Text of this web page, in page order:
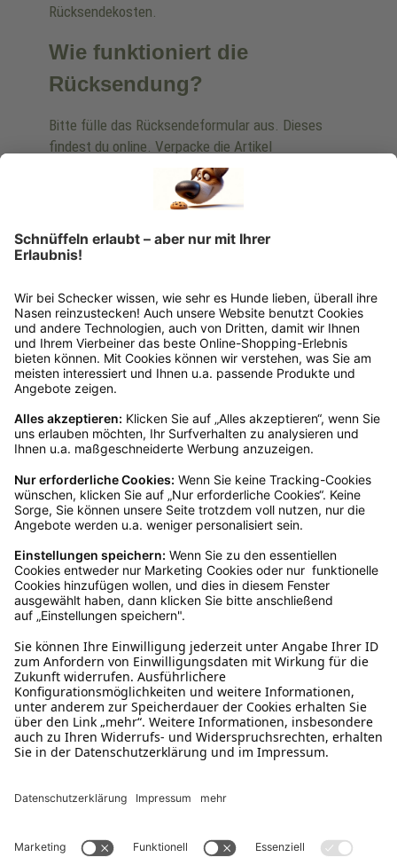
Rücksendekosten.
Wie funktioniert die
Rücksendung?
Bitte fülle das Rücksendeformular aus. Dieses
findest du online. Verpacke die Artikel
anschließend sicher und klebe das
Rücksendeetikett auf das Paket. Dieses kannst du
dir in deinem Kundenkonto anfordern. Hast du als
Gast bestellt, schreibe uns eine Email an
verkauf@schecker.de oder rufe zu unseren
Rücksendeetikett zukommen.
Kundenservice
Mo – Fr 9 – 17 Uhr, Sa 9 – 13 Uhr
Ruf uns an
0800-28 18 78
Schreibe uns
verkauf@schecker.de
WhatsApp Support
+49 1520 8997191
Tritt unserem Newsletter bei